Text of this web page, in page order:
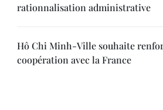
rationnalisation administrative
Hô Chi Minh-Ville souhaite
coopération avec la France